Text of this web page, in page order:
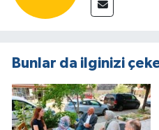
Bunlar da ilginizi